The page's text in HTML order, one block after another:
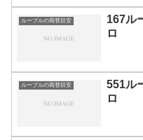
ルーブルの両替目安
167ル
ロ
ルーブルの両替目安
551ル
ロ